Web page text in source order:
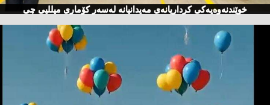
خوێندنەوەیەكی كرداریانەی مەیدانیانە لەسەر كۆماری میللیی چی